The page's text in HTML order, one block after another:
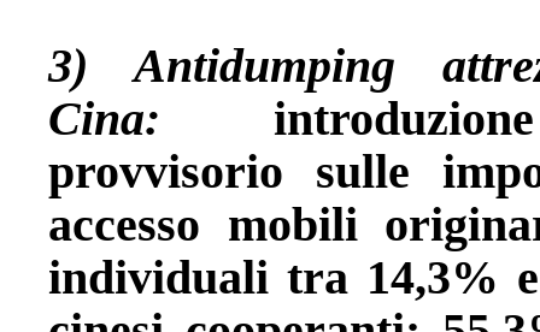
3) Antidumping
Cina:
provvisorio sulle
accesso mobili
individuali tra 14,3%